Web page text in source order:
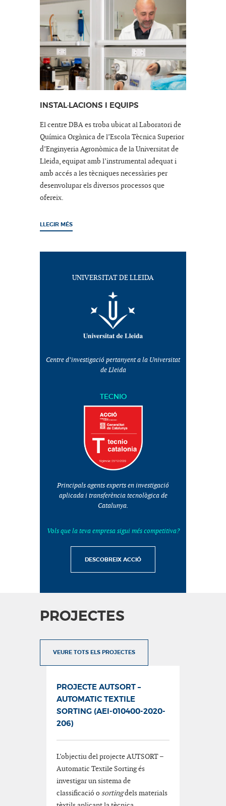
INSTAL·LACIONS I EQUIPS
El centre DBA es troba ubicat al Laboratori de
Química Orgànica de l’Escola Tècnica Superior
d’Enginyeria Agronòmica de la Universitat de
Lleida, equipat amb l’instrumental adequat i
amb accés a les tècniques necessàries per
desenvolupar els diversos processos que
ofereix.
LLEGIR MÉS
UNIVERSITAT DE LLEIDA
Centre d’investigació pertanyent a la Universitat
de Lleida
TECNIO
Principals agents experts en investigació
aplicada i transferència tecnològica de
Catalunya.
Vols que la teva empresa sigui més competitiva?
DESCOBREIX ACCIÓ
PROJECTES
VEURE TOTS ELS PROJECTES
PROJECTE AUTSORT –
AUTOMATIC TEXTILE
SORTING (AEI-010400-2020-
206)
L’objectiu del projecte AUTSORT –
Automatic Textile Sorting és
investigar un sistema de
classificació osortingdels materials